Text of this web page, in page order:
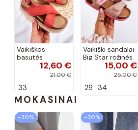
Vaikiškos
basutės
koralinės12,60 €
21,00 €
33
Vaikiški sandalai
Big Star rožinės
spalvos15,00 €
25,00 €
29 34
MOKASINAI
−30% −30%